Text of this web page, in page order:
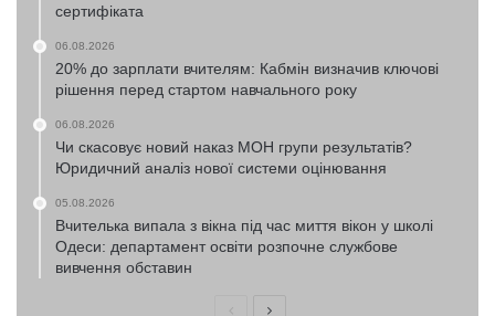
сертифіката
06.08.2026
20% до зарплати вчителям: Кабмін визначив ключові
рішення перед стартом навчального року
06.08.2026
Чи скасовує новий наказ МОН групи результатів?
Юридичний аналіз нової системи оцінювання
05.08.2026
Вчителька випала з вікна під час миття вікон у школі
Одеси: департамент освіти розпочне службове
вивчення обставин
ПопередняНаступна